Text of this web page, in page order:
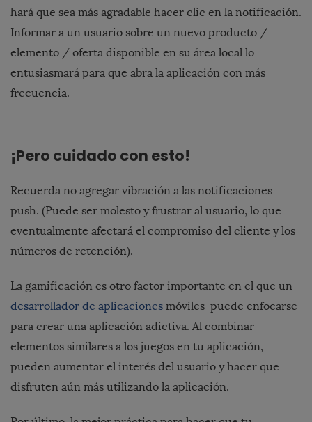
hará que sea más agradable hacer clic en la notificación.
Informar a un usuario sobre un nuevo producto /
elemento / oferta disponible en su área local lo
entusiasmará para que abra la aplicación con más
frecuencia.
¡Pero cuidado con esto!
Recuerda no agregar vibración a las notificaciones
push. (Puede ser molesto y frustrar al usuario, lo que
eventualmente afectará el compromiso del cliente y los
números de retención).
La gamificación es otro factor importante en el que un
desarrollador de aplicaciones móviles puede enfocarse
para crear una aplicación adictiva. Al combinar
elementos similares a los juegos en tu aplicación,
pueden aumentar el interés del usuario y hacer que
disfruten aún más utilizando la aplicación.